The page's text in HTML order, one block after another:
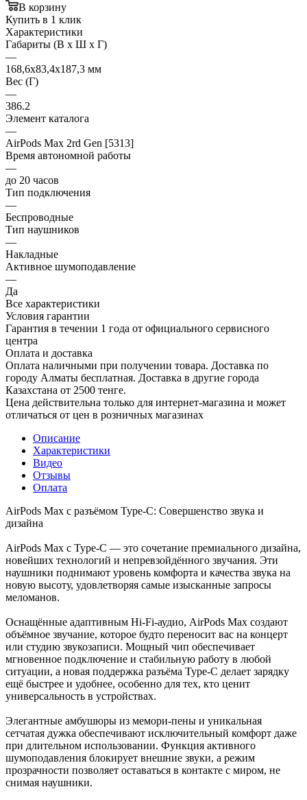
В корзину
Купить в 1 клик
Характеристики
Габариты (В х Ш х Г)
—
168,6х83,4х187,3 мм
Вес (Г)
—
386.2
Элемент каталога
—
AirPods Max 2rd Gen [5313]
Время автономной работы
—
до 20 часов
Тип подключения
—
Беспроводные
Тип наушников
—
Накладные
Активное шумоподавление
—
Да
Все характеристики
Условия гарантии
Гарантия в течении 1 года от официального сервисного
центра
Оплата и доставка
Оплата наличными при получении товара. Доставка по
городу Алматы бесплатная. Доставка в другие города
Казахстана от 2500 тенге.
Цена действительна только для интернет-магазина и может
отличаться от цен в розничных магазинах
Описание
Характеристики
Видео
Отзывы
Оплата
AirPods Max с разъёмом Type-C: Совершенство звука и
дизайна
AirPods Max с Type-C — это сочетание премиального дизайна,
новейших технологий и непревзойдённого звучания. Эти
наушники поднимают уровень комфорта и качества звука на
новую высоту, удовлетворяя самые изысканные запросы
меломанов.
Оснащённые адаптивным Hi-Fi-аудио, AirPods Max создают
объёмное звучание, которое будто переносит вас на концерт
или студию звукозаписи. Мощный чип обеспечивает
мгновенное подключение и стабильную работу в любой
ситуации, а новая поддержка разъёма Type-C делает зарядку
ещё быстрее и удобнее, особенно для тех, кто ценит
универсальность в устройствах.
Элегантные амбушюры из мемори-пены и уникальная
сетчатая дужка обеспечивают исключительный комфорт даже
при длительном использовании. Функция активного
шумоподавления блокирует внешние звуки, а режим
прозрачности позволяет оставаться в контакте с миром, не
снимая наушники.